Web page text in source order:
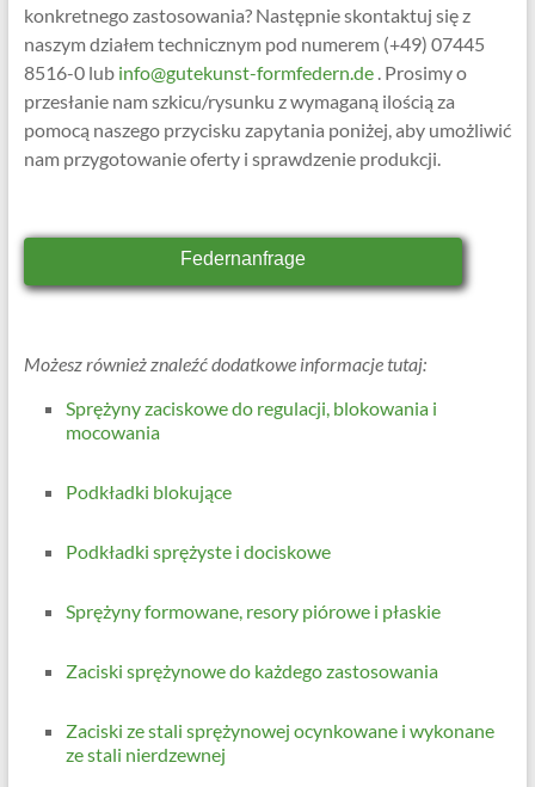
konkretnego zastosowania? Następnie skontaktuj się z
naszym działem technicznym pod numerem (+49) 07445
8516-0 lubinfo@gutekunst-formfedern.de. Prosimy o
przesłanie nam szkicu/rysunku z wymaganą ilością za
pomocą naszego przycisku zapytania poniżej, aby umożliwić
nam przygotowanie oferty i sprawdzenie produkcji.
Federnanfrage
Możesz również znaleźć dodatkowe informacje tutaj:
Sprężyny zaciskowe do regulacji, blokowania i
mocowania
Podkładki blokujące
Podkładki sprężyste i dociskowe
Sprężyny formowane, resory piórowe i płaskie
Zaciski sprężynowe do każdego zastosowania
Zaciski ze stali sprężynowej ocynkowane i wykonane
ze stali nierdzewnej